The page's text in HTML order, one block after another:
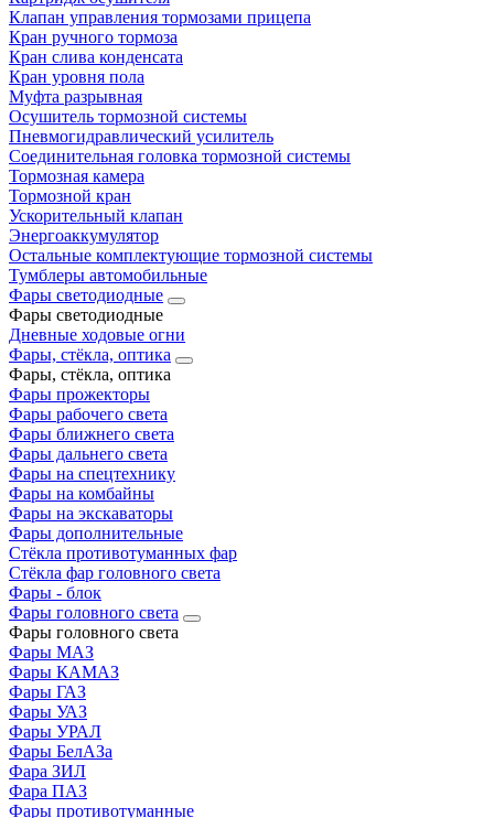
Клапан управления тормозами прицепа
Кран ручного тормоза
Кран слива конденсата
Кран уровня пола
Муфта разрывная
Осушитель тормозной системы
Пневмогидравлический усилитель
Соединительная головка тормозной системы
Тормозная камера
Тормозной кран
Ускорительный клапан
Энергоаккумулятор
Остальные комплектующие тормозной системы
Тумблеры автомобильные
Фары светодиодные
Фары светодиодные
Дневные ходовые огни
Фары, стёкла, оптика
Фары, стёкла, оптика
Фары прожекторы
Фары рабочего света
Фары ближнего света
Фары дальнего света
Фары на спецтехнику
Фары на комбайны
Фары на экскаваторы
Фары дополнительные
Стёкла противотуманных фар
Стёкла фар головного света
Фары - блок
Фары головного света
Фары головного света
Фары МАЗ
Фары КАМАЗ
Фары ГАЗ
Фары УАЗ
Фары УРАЛ
Фары БелАЗа
Фара ЗИЛ
Фара ПАЗ
Фары противотуманные